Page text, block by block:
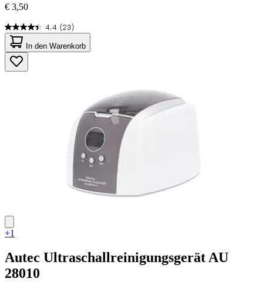
€ 3,50
4.4 (23)
4.4
von
5
Sternen.
23
In den Warenkorb
+1
Autec Ultraschallreinigungsgerät AU
28010